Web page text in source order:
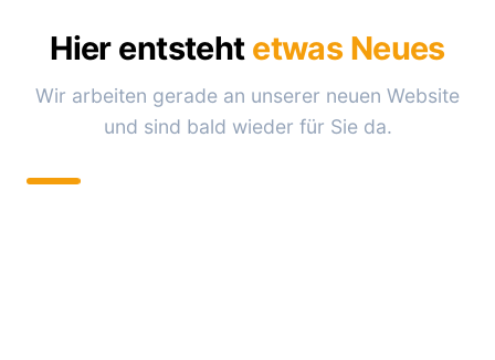
Hier entsteht etwas Neues
Wir arbeiten gerade an unserer neuen Website
und sind bald wieder für Sie da.